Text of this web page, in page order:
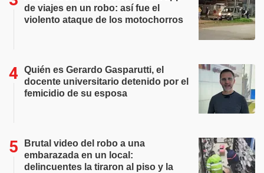
de viajes en un robo: así fue el
violento ataque de los motochorros
Quién es Gerardo Gasparutti, el
docente universitario detenido por el
femicidio de su esposa
Brutal video del robo a una
embarazada en un local:
delincuentes la tiraron al piso y la